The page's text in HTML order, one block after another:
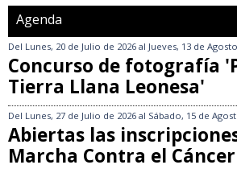
Agenda
Del Lunes, 20 de Julio de 2026 al Jueves, 13 de
Concurso de fotografía
Tierra Llana Leonesa'
Del Lunes, 27 de Julio de 2026 al Sábado, 15 de
Abiertas las
Marcha Contra el